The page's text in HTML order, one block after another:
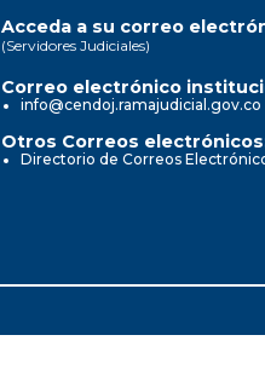
Acceda a su correo
(Servidores Judiciales)
Correo electrónico
info@cendoj.ramajudicial.gov.co
Otros Correos
Directorio de Correos